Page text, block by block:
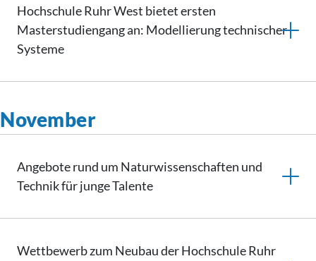
Hochschule Ruhr West bietet ersten
Masterstudiengangan: Modellierung technischer
Systeme
November
Angebote rund um Naturwissenschaften und
Technik für junge Talente
Wettbewerb zum Neubau der Hochschule Ruhr